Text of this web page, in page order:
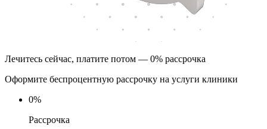
Лечитесь сейчас, платите потом — 0% рассрочка
Оформите беспроцентную рассрочку на услуги клиники
0%
Рассрочка